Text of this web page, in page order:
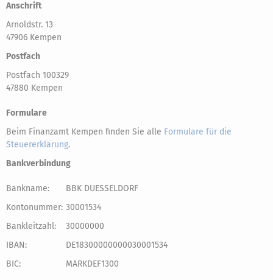
Anschrift
Arnoldstr. 13
47906 Kempen
Postfach
Postfach 100329
47880 Kempen
Formulare
Beim Finanzamt Kempen finden Sie alle Formulare für die
Steuererklärung.
Bankverbindung
Bankname:
BBK DUESSELDORF
Kontonummer: 30001534
Bankleitzahl:
30000000
IBAN:
DE18300000000030001534
BIC:
MARKDEF1300